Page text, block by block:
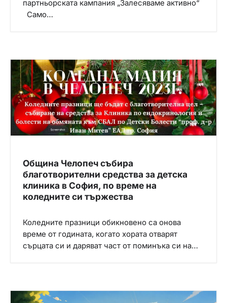
партньорската кампания „Залесяваме активно“
Само…
Община Челопеч събира
благотворителни средства за детска
клиника в София, по време на
коледните си тържества
Коледните празници обикновено са онова
време от годината, когато хората отварят
сърцата си и даряват част от поминъка си на…